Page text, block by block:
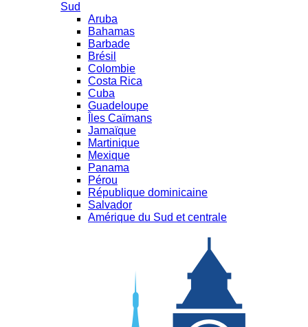
Sud
Aruba
Bahamas
Barbade
Brésil
Colombie
Costa Rica
Cuba
Guadeloupe
Îles Caïmans
Jamaïque
Martinique
Mexique
Panama
Pérou
République dominicaine
Salvador
Amérique du Sud et centrale